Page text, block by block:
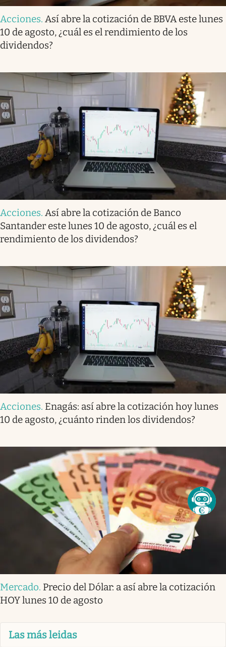
Acciones. Así abre la cotización de BBVA este lunes
10 de agosto, ¿cuál es el rendimiento de los
dividendos?
Acciones. Así abre la cotización de Banco
Santander este lunes 10 de agosto, ¿cuál es el
rendimiento de los dividendos?
Acciones. Enagás: así abre la cotización hoy lunes
10 de agosto, ¿cuánto rinden los dividendos?
Mercado. Precio del Dólar: a así abre la cotización
HOY lunes 10 de agosto
Las más leidas